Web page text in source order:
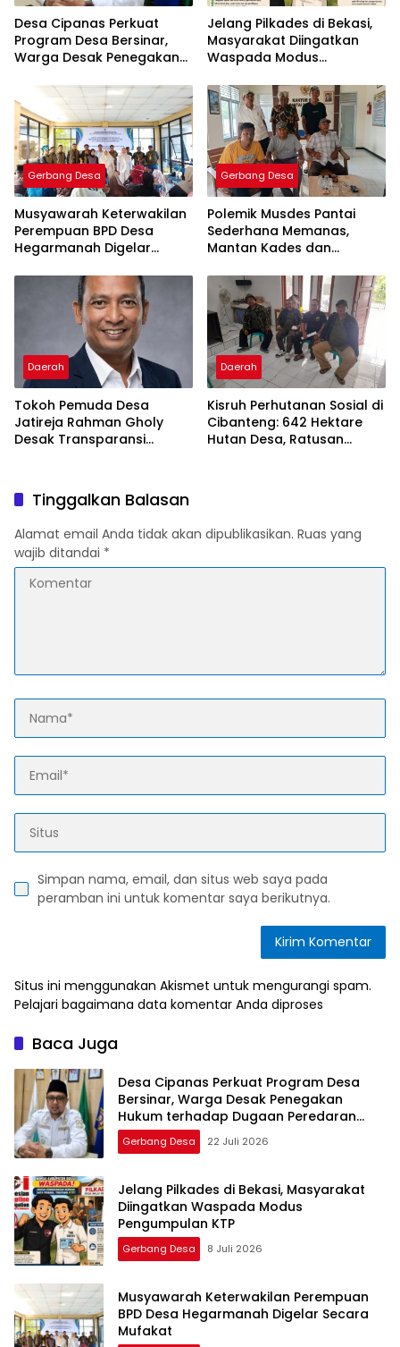
Desa Cipanas Perkuat
Program Desa Bersinar,
Warga Desak Penegakan
Peredaran Narkoba dan
Miras
Jelang Pilkades di Bekasi,
Masyarakat Diingatkan
Waspada Modus
Gerbang Desa
Musyawarah Keterwakilan
Perempuan BPD Desa
Hegarmanah Digelar
Gerbang Desa
Polemik Musdes Pantai
Sederhana Memanas,
Mantan Kades dan
Tuduhan Kekerasan
Daerah
Tokoh Pemuda Desa
Jatireja Rahman Gholy
Desak Transparansi
Pilkades ‎
Daerah
Kisruh Perhutanan Sosial di
Cibanteng: 642 Hektare
Hutan Desa, Ratusan
Tinggalkan Balasan
Alamat email Anda tidak akan dipublikasikan. Ruas yang
wajib ditandai *
Simpan nama, email, dan situs web saya pada
peramban ini untuk komentar saya berikutnya.
Situs ini menggunakan Akismet untuk mengurangi spam.
Pelajari bagaimana data komentar Anda diproses
Baca Juga
Desa Cipanas Perkuat Program Desa
Bersinar, Warga Desak Penegakan
Hukum terhadap Dugaan Peredaran
Narkoba dan Miras
Gerbang Desa 22 Juli 2026
Jelang Pilkades di Bekasi, Masyarakat
Diingatkan Waspada Modus
Pengumpulan KTP
Gerbang Desa 8 Juli 2026
Musyawarah Keterwakilan Perempuan
BPD Desa Hegarmanah Digelar Secara
Mufakat